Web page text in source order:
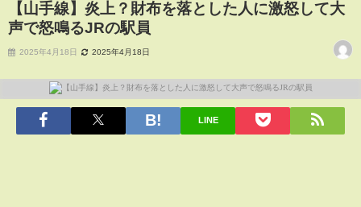
【山手線】炎上？財布を落とした人に激怒して大
声で怒鳴るJRの駅員
2025年4月18日 2025年4月18日
LINE